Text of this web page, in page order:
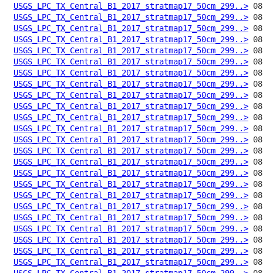
USGS_LPC_TX_Central_B1_2017_stratmap17_50cm_299..>
USGS_LPC_TX_Central_B1_2017_stratmap17_50cm_299..>
USGS_LPC_TX_Central_B1_2017_stratmap17_50cm_299..>
USGS_LPC_TX_Central_B1_2017_stratmap17_50cm_299..>
USGS_LPC_TX_Central_B1_2017_stratmap17_50cm_299..>
USGS_LPC_TX_Central_B1_2017_stratmap17_50cm_299..>
USGS_LPC_TX_Central_B1_2017_stratmap17_50cm_299..>
USGS_LPC_TX_Central_B1_2017_stratmap17_50cm_299..>
USGS_LPC_TX_Central_B1_2017_stratmap17_50cm_299..>
USGS_LPC_TX_Central_B1_2017_stratmap17_50cm_299..>
USGS_LPC_TX_Central_B1_2017_stratmap17_50cm_299..>
USGS_LPC_TX_Central_B1_2017_stratmap17_50cm_299..>
USGS_LPC_TX_Central_B1_2017_stratmap17_50cm_299..>
USGS_LPC_TX_Central_B1_2017_stratmap17_50cm_299..>
USGS_LPC_TX_Central_B1_2017_stratmap17_50cm_299..>
USGS_LPC_TX_Central_B1_2017_stratmap17_50cm_299..>
USGS_LPC_TX_Central_B1_2017_stratmap17_50cm_299..>
USGS_LPC_TX_Central_B1_2017_stratmap17_50cm_299..>
USGS_LPC_TX_Central_B1_2017_stratmap17_50cm_299..>
USGS_LPC_TX_Central_B1_2017_stratmap17_50cm_299..>
USGS_LPC_TX_Central_B1_2017_stratmap17_50cm_299..>
USGS_LPC_TX_Central_B1_2017_stratmap17_50cm_299..>
USGS_LPC_TX_Central_B1_2017_stratmap17_50cm_299..>
USGS_LPC_TX_Central_B1_2017_stratmap17_50cm_299..>